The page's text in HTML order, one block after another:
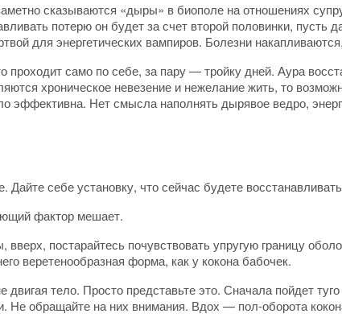
сказываются «дыры» в биополе на отношениях
потерю он будет за счет второй половинки,
для энергетических вампиров. Болезни
проходит само по себе, за пару — тройку дней. Аура
хроническое невезение и нежелание жить, то
эффективна. Нет смысла наполнять дырявое ведро,
Дайте себе установку, что сейчас будете
фактор мешает.
постарайтесь почувствовать упругую границу
веретенообразная форма, как у кокона бабочек.
двигая тело. Просто представьте это. Сначала пойдет
Не обращайте на них внимания. Вдох — пол-оборота